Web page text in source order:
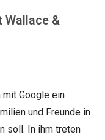
Wallace &
mit Google ein
und Freunde in
soll. In ihm treten